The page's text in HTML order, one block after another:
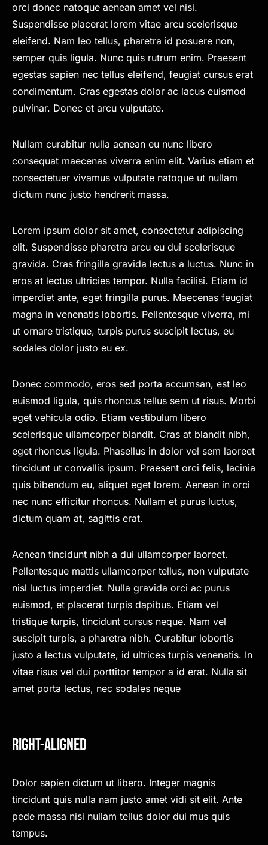
orci donec natoque aenean amet vel nisi.
Suspendisse placerat lorem vitae arcu scelerisque
eleifend. Nam leo tellus, pharetra id posuere non,
semper quis ligula. Nunc quis rutrum enim. Praesent
egestas sapien nec tellus eleifend, feugiat cursus erat
condimentum. Cras egestas dolor ac lacus euismod
pulvinar. Donec et arcu vulputate.
Nullam curabitur nulla aenean eu nunc libero
consequat maecenas viverra enim elit. Varius etiam et
consectetuer vivamus vulputate natoque ut nullam
dictum nunc justo hendrerit massa.
Lorem ipsum dolor sit amet, consectetur adipiscing
elit. Suspendisse pharetra arcu eu dui scelerisque
gravida. Cras fringilla gravida lectus a luctus. Nunc in
eros at lectus ultricies tempor. Nulla facilisi. Etiam id
imperdiet ante, eget fringilla purus. Maecenas feugiat
magna in venenatis lobortis. Pellentesque viverra, mi
ut ornare tristique, turpis purus suscipit lectus, eu
sodales dolor justo eu ex.
Donec commodo, eros sed porta accumsan, est leo
euismod ligula, quis rhoncus tellus sem ut risus. Morbi
eget vehicula odio. Etiam vestibulum libero
scelerisque ullamcorper blandit. Cras at blandit nibh,
eget rhoncus ligula. Phasellus in dolor vel sem laoreet
tincidunt ut convallis ipsum. Praesent orci felis, lacinia
quis bibendum eu, aliquet eget lorem. Aenean in orci
nec nunc efficitur rhoncus. Nullam et purus luctus,
dictum quam at, sagittis erat.
Aenean tincidunt nibh a dui ullamcorper laoreet.
Pellentesque mattis ullamcorper tellus, non vulputate
nisl luctus imperdiet. Nulla gravida orci ac purus
euismod, et placerat turpis dapibus. Etiam vel
tristique turpis, tincidunt cursus neque. Nam vel
suscipit turpis, a pharetra nibh. Curabitur lobortis
justo a lectus vulputate, id ultrices turpis venenatis. In
vitae risus vel dui porttitor tempor a id erat. Nulla sit
amet porta lectus, nec sodales neque
Right-Aligned
Dolor sapien dictum ut libero. Integer magnis
tincidunt quis nulla nam justo amet vidi sit elit. Ante
pede massa nisi nullam tellus dolor dui mus quis
tempus.